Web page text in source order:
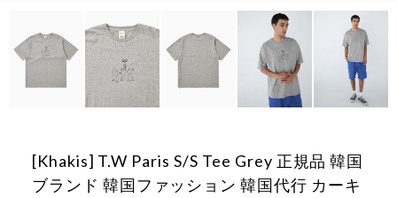
[Khakis] T.W Paris S/S Tee Grey 正規品 韓国
ブランド 韓国ファッション 韓国代行 カーキ